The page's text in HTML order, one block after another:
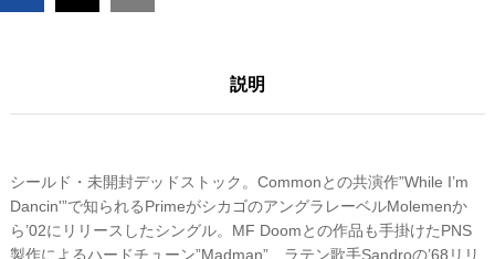
説明
シールド・未開封デッドストック。Commonとの共演作”While I’m
Dancin'”で知られるPrimeがシカゴのアングラレーベルMolemenか
ら’02にリリースしたシングル。MF Doomとの作品も手掛けたPNS
製作によるハードチューン”Madman”、ラテン歌手Sandroの’68リリ